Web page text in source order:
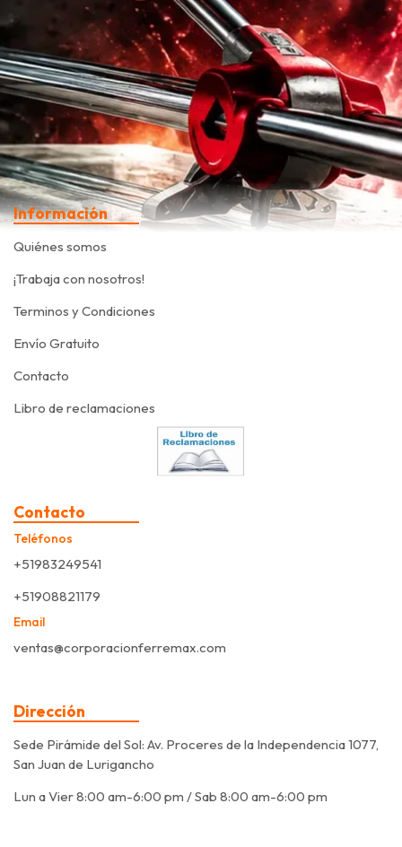
Información
Quiénes somos
¡Trabaja con nosotros!
Terminos y Condiciones
Envío Gratuito
Contacto
Libro de reclamaciones
Contacto
Teléfonos
+51983249541
+51908821179
Email
ventas@corporacionferremax.com
Dirección
Sede Pirámide del Sol: Av. Proceres de la Independencia 1077,
San Juan de Lurigancho
Lun a Vier 8:00 am-6:00 pm / Sab 8:00 am-6:00 pm